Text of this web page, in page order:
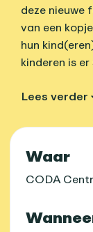
deze nieuwe
van een
hun
kinderen is
Lees verder
Waar
CODA